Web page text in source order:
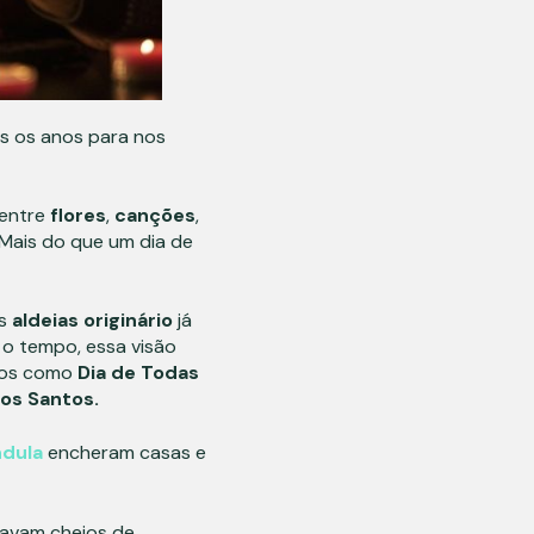
os anos para nos
flores, canções,
do que um dia de
aldeias origináriojá
tempo, essa visão
como Dia de Todas
Santos.
encheram casas e